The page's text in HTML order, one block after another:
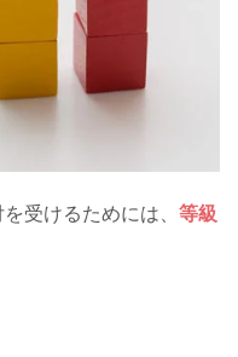
受けるためには、 等級